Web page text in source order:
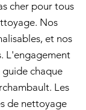
cher pour tous
Nos
et nos
L'engagement
guide chaque
Les
de nettoyage